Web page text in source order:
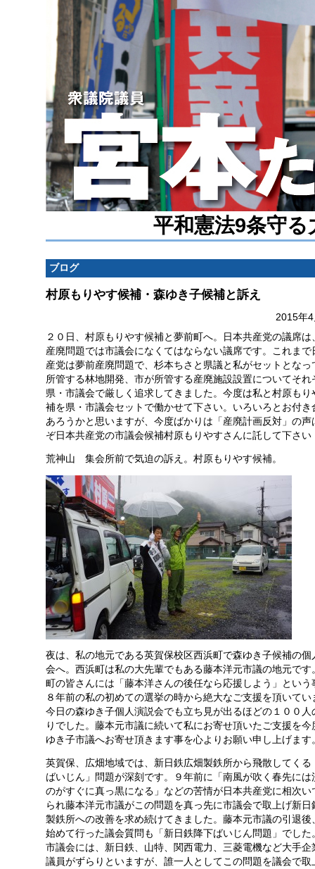
平和憲法9条守
ブログ
村原もりやす候補・森ゆき子候補と訴え
2015年
２０日、村原もりやす候補と夢前町へ。日本共産党の議席は
産廃問題では市議会になくてはならない議席です。これまで
産党は夢前産廃問題で、杉本ちさと県議と私がセットとなっ
所管する林地開発、市が所管する産廃施設設置についてそれ
県・市議会で厳しく追求してきました。今度は私と村原もり
補を県・市議会セットで働かせて下さい。いろいろとお付き
あろうかと思いますが、今度ばかりは「産廃計画反対」の声
ぞ日本共産党の市議会候補村原もりやすさんに託して下さい
荒神山 集会所前で気迫の訴え。村原もりやす候補。
夜は、私の地元である英賀保校区西浜町で森ゆき子候補の個
会へ。西浜町は私の大先輩でもある藤本洋元市議の地元です
町の皆さんには「藤本洋さんの後任なら応援しよう」という
８年前の私の初めての選挙の時から絶大なご支援を頂いてい
今日の森ゆき子個人演説会でも立ち見が出るほどの１００人
りでした。藤本元市議に続いて私にお寄せ頂いたご支援を今
ゆき子市議へお寄せ頂きます事を心よりお願い申し上げます
英賀保、広畑地域では、新日鉄広畑製鉄所から飛散してくる
ばいじん」問題が深刻です。９年前に「南風が吹く春先には
のがすぐに真っ黒になる」などの苦情が日本共産党に相次い
られ藤本洋元市議がこの問題を真っ先に市議会で取上げ新日
製鉄所への改善を求め続けてきました。藤本元市議の引退後
始めて行った議会質問も「新日鉄降下ばいじん問題」でした
市議会には、新日鉄、山特、関西電力、三菱電機など大手企
議員がずらりといますが、誰一人としてこの問題を議会で取